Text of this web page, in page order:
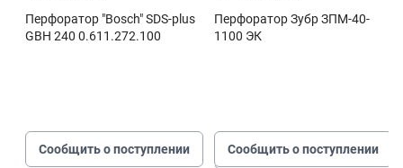
Перфоратор "Bosch" SDS-plus
GBH 240 0.611.272.100
Сообщить о поступлении
Перфоратор Зубр ЗПМ-40-
1100 ЭК
Сообщить о поступлении